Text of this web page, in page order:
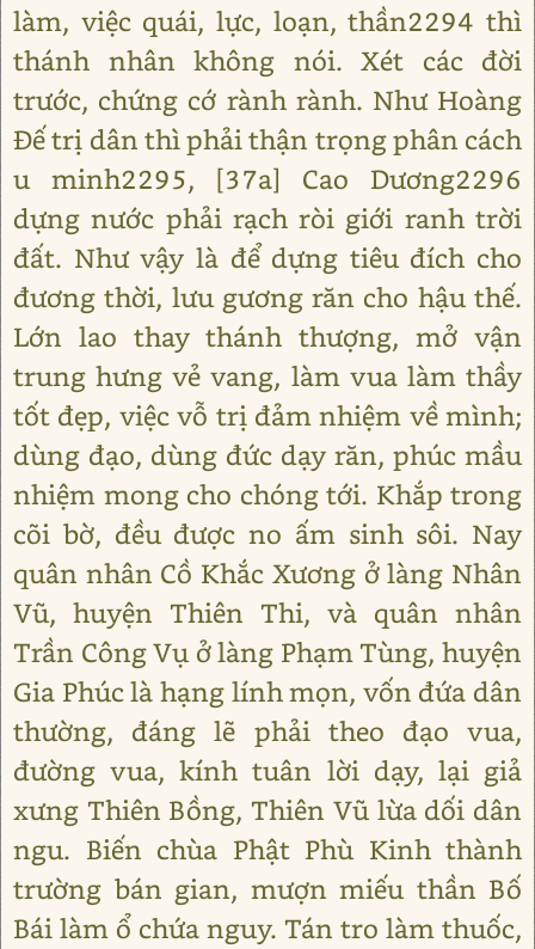
làm, việc quái, lực, loạn, thần2294 thì
thánh nhân không nói. Xét các đời
trước, chứng cớ rành rành. Như Hoàng
Đế trị dân thì phải thận trọng phân cách
u minh2295, [37a] Cao Dương2296
dựng nước phải rạch ròi giới ranh trời
đất. Như vậy là để dựng tiêu đích cho
đương thời, lưu gương răn cho hậu thế.
Lớn lao thay thánh thượng, mở vận
trung hưng vẻ vang, làm vua làm thầy
tốt đẹp, việc vỗ trị đảm nhiệm về mình;
dùng đạo, dùng đức dạy răn, phúc mầu
nhiệm mong cho chóng tới. Khắp trong
cõi bờ, đều được no ấm sinh sôi. Nay
quân nhân Cồ Khắc Xương ở làng Nhân
Vũ, huyện Thiên Thi, và quân nhân
Trần Công Vụ ở làng Phạm Tùng, huyện
Gia Phúc là hạng lính mọn, vốn đứa dân
thường, đáng lẽ phải theo đạo vua,
đường vua, kính tuân lời dạy, lại giả
xưng Thiên Bồng, Thiên Vũ lừa dối dân
ngu. Biến chùa Phật Phù Kinh thành
trường bán gian, mượn miếu thần Bố
Bái làm ổ chứa nguy. Tán tro làm thuốc,